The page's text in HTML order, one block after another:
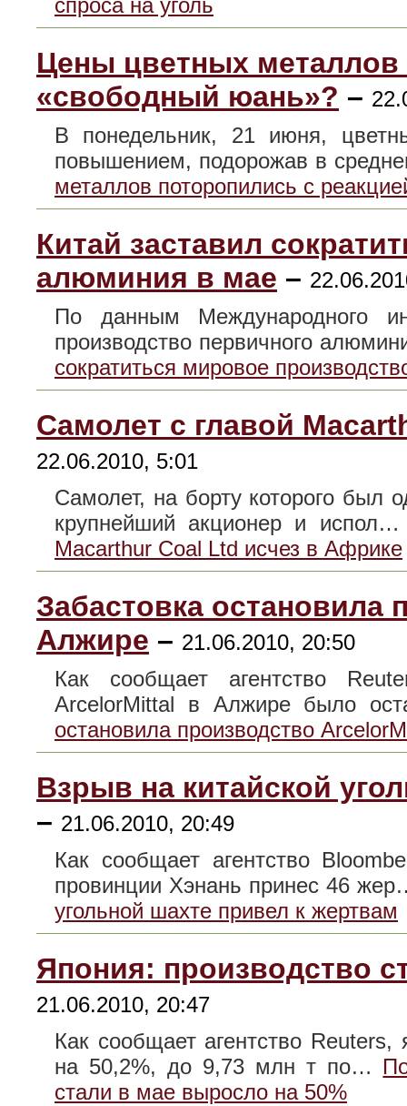
спроса на уголь
Цены цветных металлов
«свободный юань»? –
В понедельник, 21 июня,
повышением, подорожав в
металлов поторопились с
Китай заставил
алюминия в мае –
По данным Международного
производство первичного
сократиться мировое
Самолет с главой
22.06.2010, 5:01
Самолет, на борту которого был
крупнейший акционер и
Macarthur Coal Ltd исчез в Африке
Забастовка остановила
Алжире – 21.06.2010, 20:50
Как сообщает агентство
ArcelorMittal в Алжире было
остановила производство
Взрыв на китайской
– 21.06.2010, 20:49
Как сообщает агентство
провинции Хэнань принес 46
угольной шахте привел к жертвам
Япония: производство
21.06.2010, 20:47
Как сообщает агентство
на 50,2%, до 9,73 млн т по…
стали в мае выросло на 50%